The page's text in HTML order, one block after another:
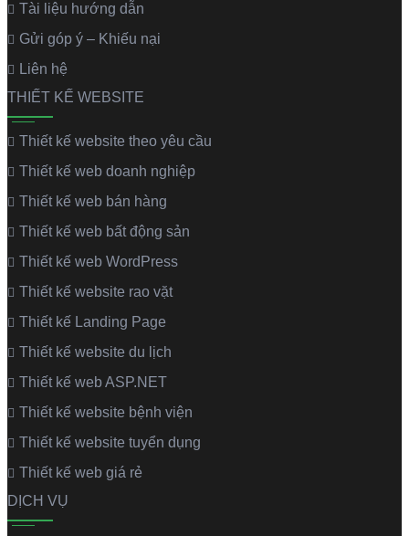
Tài liệu hướng dẫn
Gửi góp ý – Khiếu nại
Liên hệ
THIẾT KẾ WEBSITE
Thiết kế website theo yêu cầu
Thiết kế web doanh nghiệp
Thiết kế web bán hàng
Thiết kế web bất động sản
Thiết kế web WordPress
Thiết kế website rao vặt
Thiết kế Landing Page
Thiết kế website du lịch
Thiết kế web ASP.NET
Thiết kế website bệnh viện
Thiết kế website tuyển dụng
Thiết kế web giá rẻ
DỊCH VỤ